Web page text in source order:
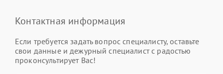
Контактная информация
Если требуется задать вопрос специалисту, оставьте
свои данные и дежурный специалист с радостью
проконсультирует Вас!